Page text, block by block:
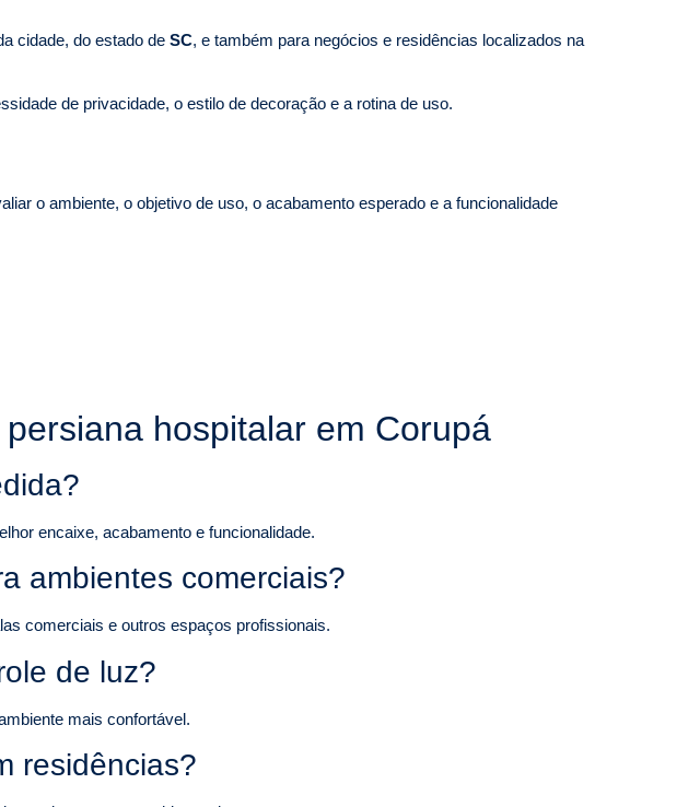
cidade, do estado de SC, e também para negócios e residências localizados na
de privacidade, o estilo de decoração e a rotina de uso.
o ambiente, o objetivo de uso, o acabamento esperado e a funcionalidade
hospitalar em Corupá
encaixe, acabamento e funcionalidade.
ambientes comerciais?
comerciais e outros espaços profissionais.
de luz?
mais confortável.
residências?